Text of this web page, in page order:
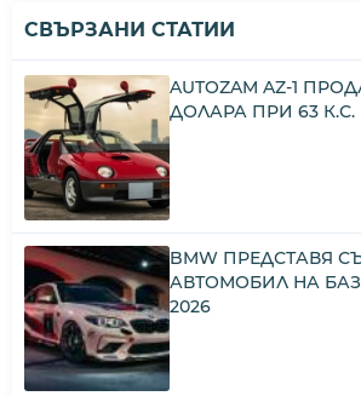
СВЪРЗАНИ СТАТИИ
AUTOZAM AZ-1
ДОЛАРА ПРИ 63 К.С.
BMW ПРЕДСТАВЯ
АВТОМОБИЛ НА
2026